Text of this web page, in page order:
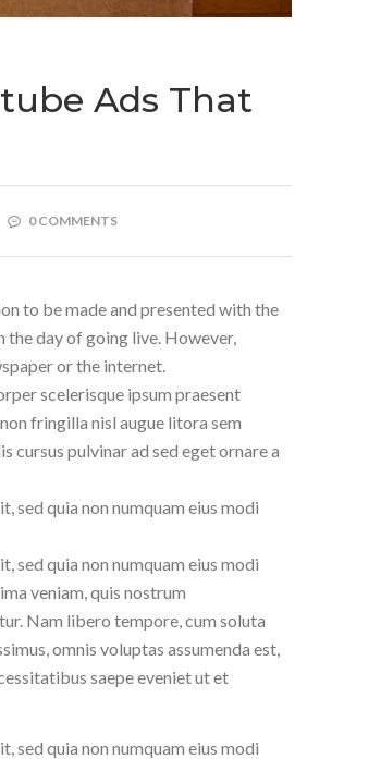
Ads That
0 COMMENTS
to be made and presented with the
day of going live. However,
or the internet.
scelerisque ipsum praesent
fringilla nisl augue litora sem
cursus pulvinar ad sed eget ornare a
sed quia non numquam eius modi
sed quia non numquam eius modi
veniam, quis nostrum
Nam libero tempore, cum soluta
omnis voluptas assumenda est,
saepe eveniet ut et
sed quia non numquam eius modi